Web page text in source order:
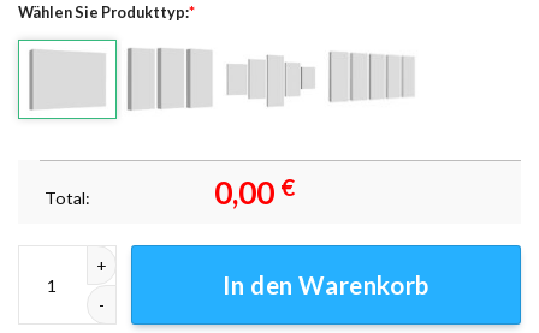
Wählen Sie Produkttyp:*
Total: 0,00 €
In den Warenkorb